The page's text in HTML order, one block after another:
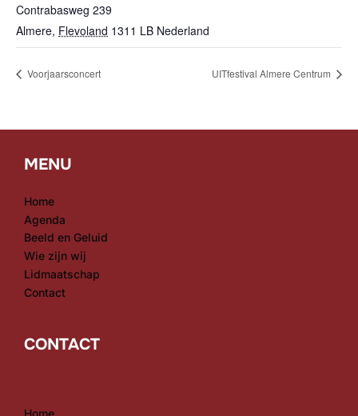
Contrabasweg 239
Almere, Flevoland 1311 LB Nederland
Voorjaarsconcert UITfestival Almere Centrum
MENU
Home
Agenda
Beeld en Geluid
Wie zijn wij
Lidmaatschap
Contact
CONTACT